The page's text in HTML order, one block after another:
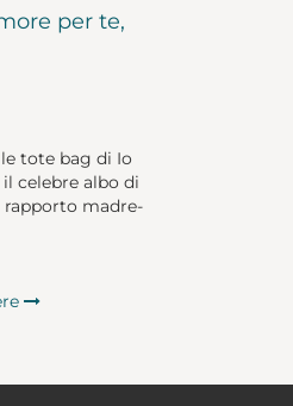
per te,
tote bag di Io
celebre albo di
madre-